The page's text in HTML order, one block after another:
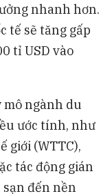
nhanh hơn.
tế sẽ tăng gấp
tỉ USD vào
mô ngành du
ước tính, như
giới (WTTC),
tác động gián
đến nền